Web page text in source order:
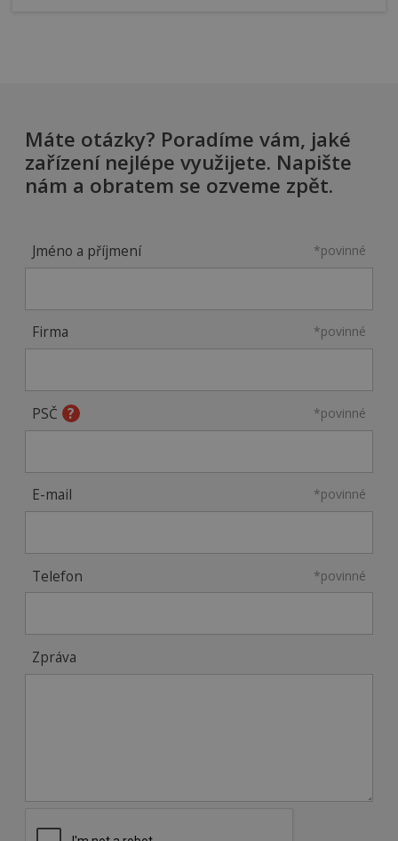
Máte otázky? Poradíme vám, jaké
zařízení nejlépe využijete. Napište
nám a obratem se ozveme zpět.
Jméno a příjmení *povinné
Firma *povinné
PSČ *povinné
E-mail *povinné
Telefon *povinné
Zpráva